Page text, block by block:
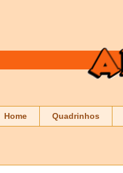
Home Quadrinhos